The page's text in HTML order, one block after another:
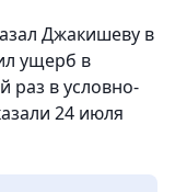
Джакишеву в
ущерб в
раз в условно-
24 июля